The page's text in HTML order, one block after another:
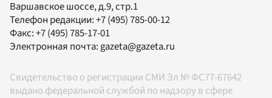
Варшавское шоссе, д.9, стр.1
Телефон редакции:+7 (495) 785-00-12
Факс:+7 (495) 785-17-01
Электронная почта:gazeta@gazeta.ru
Свидетельство о регистрации СМИ Эл № ФС77-67642
выдано федеральной службой по надзору в сфере